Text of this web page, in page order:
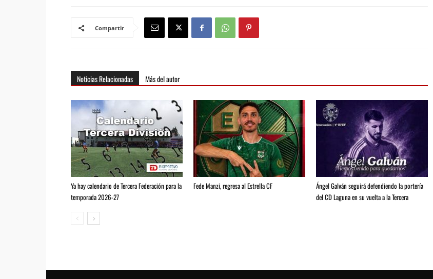
Compartir
Noticias Relacionadas Más del autor
Ya hay calendario de Tercera Federación para la
temporada 2026-27
Fede Manzi, regresa al Estrella CF
Ángel Galván seguirá defendiendo la portería
del CD Laguna en su vuelta a la Tercera